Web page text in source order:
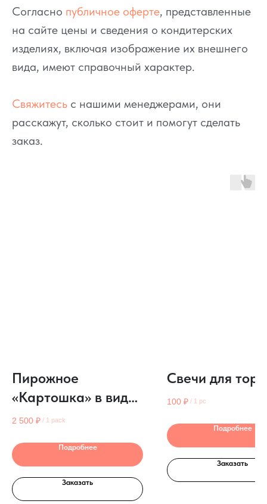
Согласно публичное оферте, представленные
на сайте цены и сведения о кондитерских
изделиях, включая изображение их внешнего
вида, имеют справочный характер.
Свяжитесь с нашими менеджерами, они
расскажут, сколько стоит и помогут сделать
заказ.
Пирожное
«Картошка» в виде
эскимо
2 500 ₽ / 1 pack
Подробнее
Заказать
Свечи для
100 ₽ / 1 pc
Подробнее
Заказать